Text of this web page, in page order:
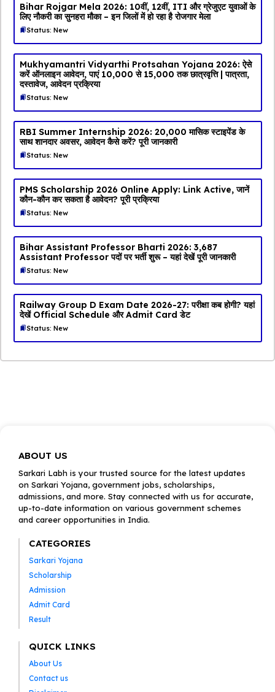
Bihar Rojgar Mela 2026: 10वीं, 12वीं, ITI और ग्रेजुएट युवाओं के
लिए नौकरी का सुनहरा मौका – इन जिलों में हो रहा है रोजगार मेला
Status: New
Mukhyamantri Vidyarthi Protsahan Yojana 2026: ऐसे
करें ऑनलाइन आवेदन, पाएं ₹10,000 से ₹15,000 तक छात्रवृत्ति | पात्रता,
दस्तावेज, आवेदन प्रक्रिया
Status: New
RBI Summer Internship 2026: ₹20,000 मासिक स्टाइपेंड के
साथ शानदार अवसर, आवेदन कैसे करें? पूरी जानकारी
Status: New
PMS Scholarship 2026 Online Apply: Link Active, जानें
कौन-कौन कर सकता है आवेदन? पूरी प्रक्रिया
Status: New
Bihar Assistant Professor Bharti 2026: 3,687
Assistant Professor पदों पर भर्ती शुरू – यहां देखें पूरी जानकारी
Status: New
Railway Group D Exam Date 2026-27: परीक्षा कब होगी? यहां
देखें Official Schedule और Admit Card डेट
Status: New
ABOUT US
Sarkari Labh is your trusted source for the latest updates
on Sarkari Yojana, government jobs, scholarships,
admissions, and more. Stay connected with us for accurate,
up-to-date information on various government schemes
and career opportunities in India.
CATEGORIES
Sarkari Yojana
Scholarship
Admission
Admit Card
Result
QUICK LINKS
About Us
Contact us